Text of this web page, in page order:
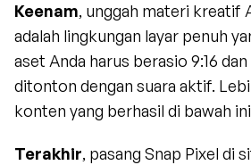
Keenam, unggah materi kreatif
adalah lingkungan layar penuh
aset Anda harus berasio 9:16
ditonton dengan suara aktif.
konten yang berhasil di bawah
Terakhir, pasang Snap Pixel di